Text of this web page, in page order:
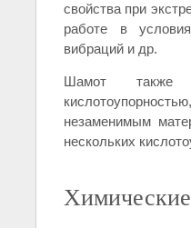
свойства при
работе в
вибраций и др.
Шамот также
незаменимым
нескольких
Химические